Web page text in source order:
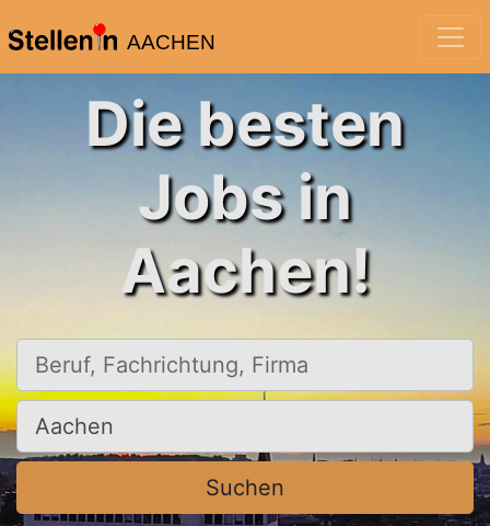
AACHEN
Die besten
Jobs in
Aachen!
Beruf, Fachrichtung, Firma
Ort, Stadt
Suchen